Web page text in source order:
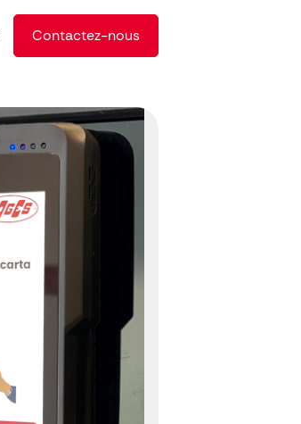
Contactez-nous